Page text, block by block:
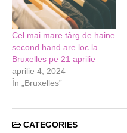
Cel mai mare târg de haine
second hand are loc la
Bruxelles pe 21 aprilie
aprilie 4, 2024
În „Bruxelles”
CATEGORIES